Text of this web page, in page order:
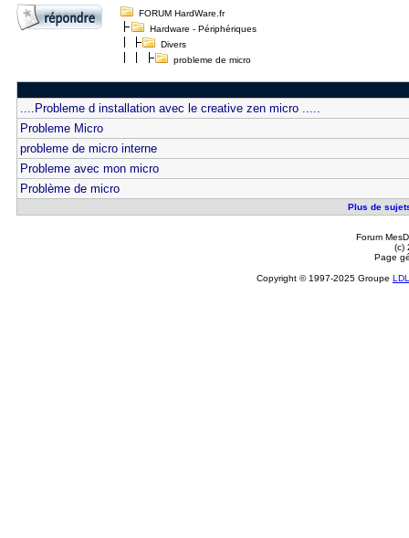
FORUM HardWare.fr
Hardware - Périphériques
Divers
probleme de micro
....Probleme d installation avec le creative zen micro .....
Probleme Micro
probleme de micro interne
Probleme avec mon micro
Problème de micro
Plus de
Forum
(c)
Page
Copyright © 1997-2025 Groupe